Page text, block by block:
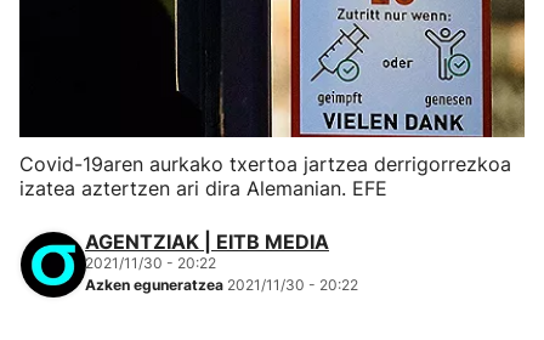
Covid-19aren aurkako txertoa jartzea derrigorrezkoa
izatea aztertzen ari dira Alemanian. EFE
AGENTZIAK | EITB MEDIA
2021/11/30 - 20:22
Azken eguneratzea 2021/11/30 - 20:22